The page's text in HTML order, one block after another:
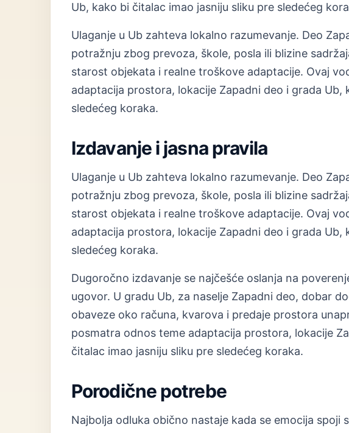
Ub, kako bi čitalac imao jasniju sliku pre sledećeg
Ulaganje u Ub zahteva lokalno razumevanje. Deo
potražnju zbog prevoza, škole, posla ili blizine
starost objekata i realne troškove adaptacije. Ovaj
adaptacija prostora, lokacije Zapadni deo i grada Ub,
sledećeg koraka.
Izdavanje i jasna pravila
Ulaganje u Ub zahteva lokalno razumevanje. Deo
potražnju zbog prevoza, škole, posla ili blizine
starost objekata i realne troškove adaptacije. Ovaj
adaptacija prostora, lokacije Zapadni deo i grada Ub,
sledećeg koraka.
Dugoročno izdavanje se najčešće oslanja na
ugovor. U gradu Ub, za naselje Zapadni deo, dobar
obaveze oko računa, kvarova i predaje prostora
posmatra odnos teme adaptacija prostora, lokacije
čitalac imao jasniju sliku pre sledećeg koraka.
Porodične potrebe
Najbolja odluka obično nastaje kada se emocija spoji